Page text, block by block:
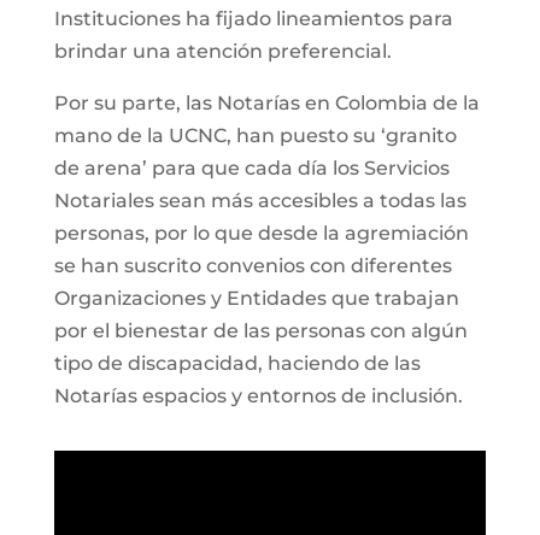
Instituciones ha fijado lineamientos para
brindar una atención preferencial.
Por su parte, las Notarías en Colombia de la
mano de la UCNC, han puesto su ‘granito
de arena’ para que cada día los Servicios
Notariales sean más accesibles a todas las
personas, por lo que desde la agremiación
se han suscrito convenios con diferentes
Organizaciones y Entidades que trabajan
por el bienestar de las personas con algún
tipo de discapacidad, haciendo de las
Notarías espacios y entornos de inclusión.